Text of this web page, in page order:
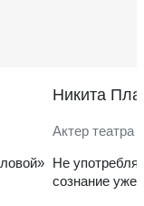
Никита
Актер театра
Не
сознание уже